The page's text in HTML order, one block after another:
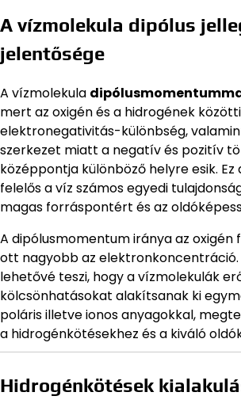
A vízmolekula dipólus
jelentősége
A vízmolekula
mert az oxigén és a hidrogének közötti
elektronegativitás-különbség,
szerkezet miatt a negatív és pozitív
középpontja különböző helyre esik. Ez
felelős a víz számos egyedi
magas forráspontért és az
A dipólusmomentum iránya az oxigén
ott nagyobb az elektronkoncentráció.
lehetővé teszi, hogy a vízmolekulák
kölcsönhatásokat alakítsanak ki
poláris illetve ionos anyagokkal,
a hidrogénkötésekhez és a kiváló
Hidrogénkötések